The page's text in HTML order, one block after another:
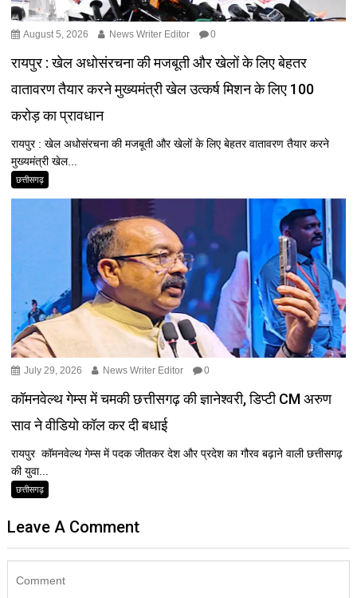
August 5, 2026 News Writer Editor 0
रायपुर : खेल अधोसंरचना की मजबूती और खेलों के लिए बेहतर
वातावरण तैयार करने मुख्यमंत्री खेल उत्कर्ष मिशन के लिए 100
करोड़ का प्रावधान
रायपुर : खेल अधोसंरचना की मजबूती और खेलों के लिए बेहतर वातावरण तैयार करने
मुख्यमंत्री खेल...
छत्तीसगढ़
July 29, 2026 News Writer Editor 0
कॉमनवेल्थ गेम्स में चमकी छत्तीसगढ़ की ज्ञानेश्वरी, डिप्टी CM अरुण
साव ने वीडियो कॉल कर दी बधाई
रायपुर कॉमनवेल्थ गेम्स में पदक जीतकर देश और प्रदेश का गौरव बढ़ाने वाली छत्तीसगढ़
की युवा...
छत्तीसगढ़
Leave A Comment